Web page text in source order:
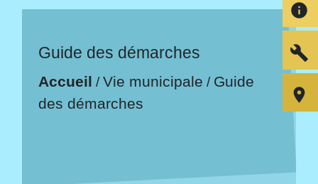
Guide des démarches
Accueil /Vie municipale / Guide
des démarches
info
build
room